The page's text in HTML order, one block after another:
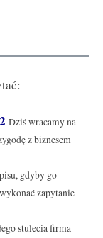
Dziś wracamy na
z biznesem
gdyby go
zapytanie
stulecia firma